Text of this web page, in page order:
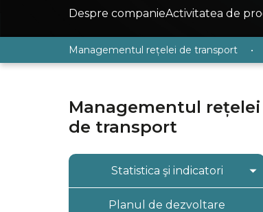
Despre companieActivitatea de
Managementul rețelei de transport •
Managementul rețelei
de transport
Statistica şi indicatori
Indicatorii tehnico-
Planul de dezvoltare